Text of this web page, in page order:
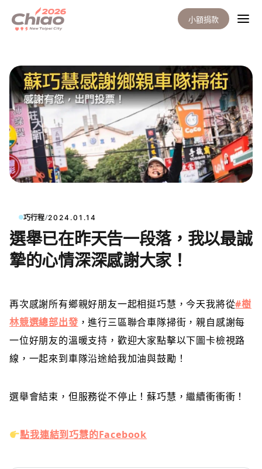
小額捐款
巧行程/2024.01.14
選舉已在昨天告一段落，我以最誠
摯的心情深深感謝大家！
再次感謝所有鄉親好朋友一起相挺巧慧，今天我將從#樹
林競選總部出發 ，進行三區聯合車隊掃街，親自感謝每
一位好朋友的溫暖支持，歡迎大家點擊以下圖卡檢視路
線，一起來到車隊沿途給我加油與鼓勵！
選舉會結束，但服務從不停止！蘇巧慧，繼續衝衝衝！
點我連結到巧慧的Facebook